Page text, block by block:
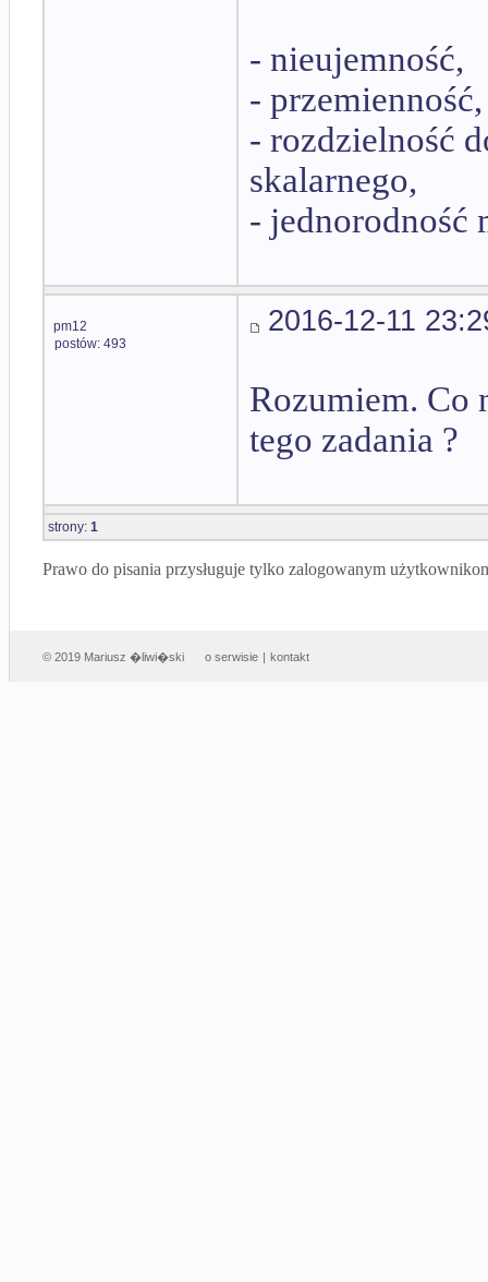
- nieujemność,
- przemienność,
- rozdzielność
skalarnego,
- jednorodność
pm12
postów: 493
2016-12-11
Rozumiem. Co
tego zadania ?
strony: 1
Prawo do pisania przysługuje tylko zalogowanym
© 2019 Mariusz �liwi�ski o serwisie | kontakt